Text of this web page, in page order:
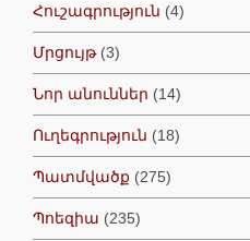
Հուշագրություն (4)
Մրցույթ(3)
Նոր անուններ (14)
Ուղեգրություն (18)
Պատմվածք (275)
Պոեզիա (235)